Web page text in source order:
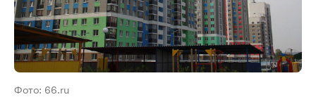
Фото: 66.ru